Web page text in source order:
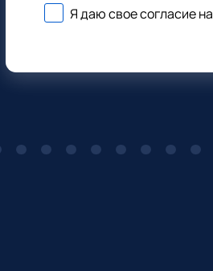
Я даю свое согласие на